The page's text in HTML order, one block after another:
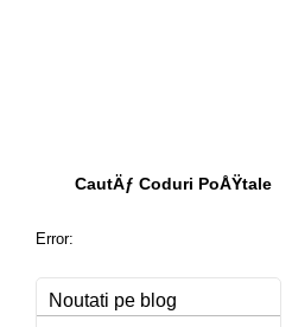
CautÄƒ Coduri PoÅŸtale
Error:
Noutati pe blog